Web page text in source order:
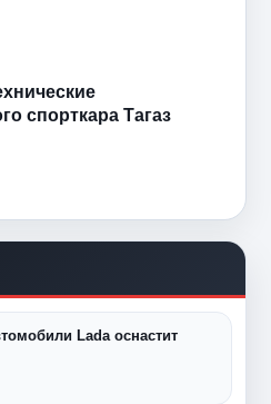
спорткара Тагаз
Lada оснастит